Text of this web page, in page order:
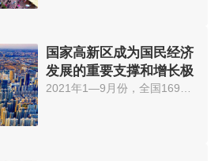
国家高新区成为国民经济
发展的重要支撑和增长极